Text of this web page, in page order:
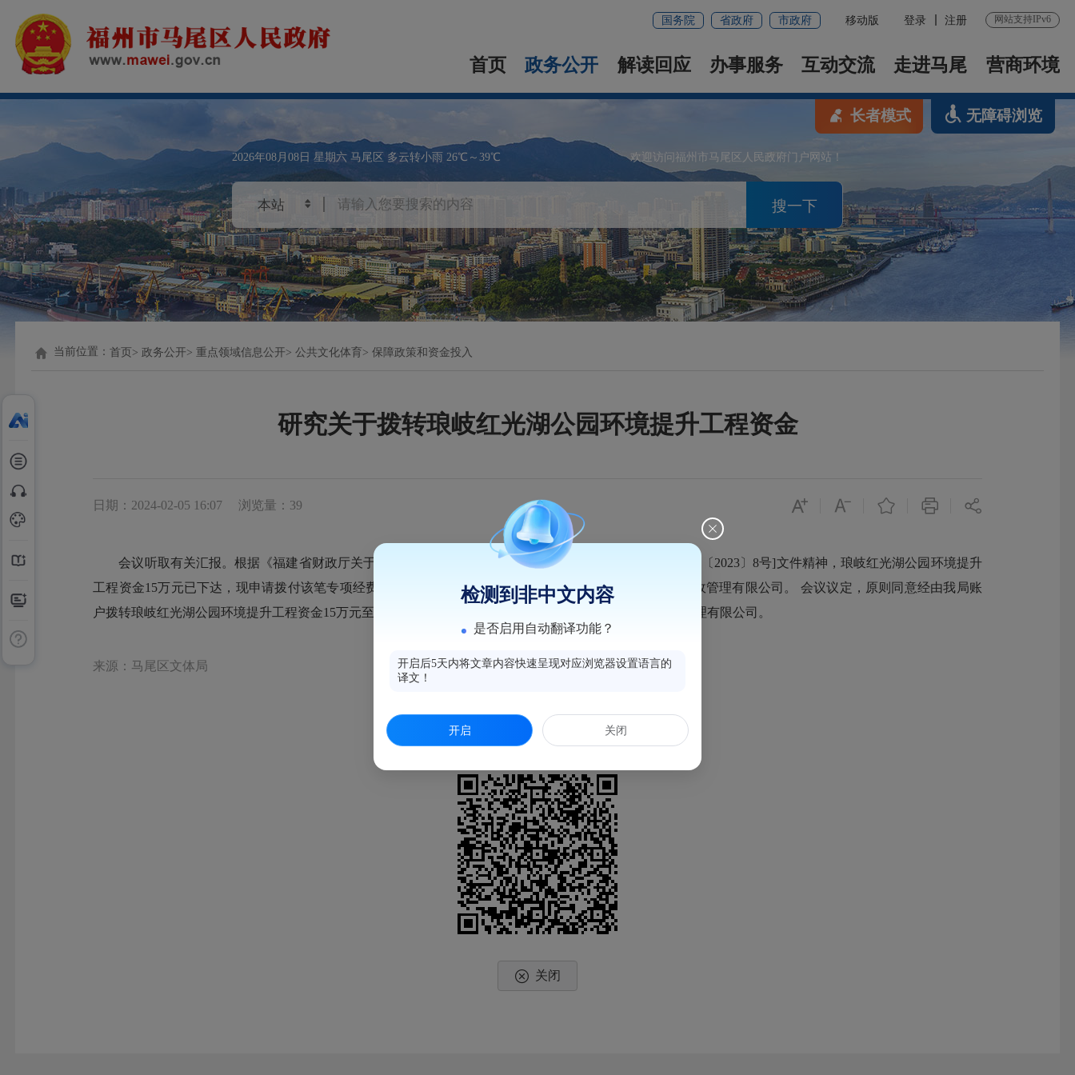
国务院 省政府 市政府 移动版 登录 注册 网站支持IPv6
首页 政务公开 解读回应 办事服务 互动交流 走进马尾 营商环境
2026年08月08日 星期六 马尾区 多云转小雨 26℃～39℃ 欢迎访问福州市马尾区人民政府门户网站！
搜一下
长者模式 无障碍浏览
当前位置：首页 政务公开 重点领域信息公开 公共文化体育 保障政策和资金投入
研究关于拨转琅岐红光湖公园环境提升工程资金
日期：2024-02-05 16:07 浏览量：39
会议听取有关汇报。根据《福建省财政厅关于下达2023年财政综合专项补助资金的通知》[闽财综（指）〔2023〕8号]文件精神，琅岐红光湖公园环境提升
工程资金15万元已下达，现申请拨付该笔专项经费至红光湖 公园环境提升工程施工单位福州市琅岐路桥市政管理有限公司。 会议议定，原则同意经由我局账
户拨转琅岐红光湖公园环境提升工程资金15万元至红光湖公园环境提升工程施工单位福州市琅岐路桥市政管理有限公司。
来源：马尾区文体局
关闭
检测到非中文内容
是否启用自动翻译功能？
开启后5天内将文章内容快速呈现对应浏览器设置语言的
译文！
开启 关闭